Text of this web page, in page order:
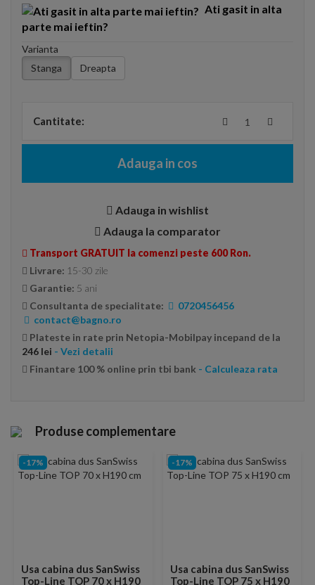
Ati gasit in alta
parte mai ieftin?
Varianta
Stanga
Dreapta
Cantitate:
Adauga in cos
Adauga in wishlist
Adauga la comparator
Transport GRATUIT la comenzi peste 600 Ron.
Livrare: 15-30 zile
Garantie: 5 ani
Consultanta de specialitate:
0720456456
contact@bagno.ro
Plateste in rate prin Netopia-Mobilpay incepand de la
246 lei - Vezi detalii
Finantare 100 % online prin tbi bank - Calculeaza rata
Produse complementare
-17%
Usa cabina dus SanSwiss
Top-Line TOP 70 x H190
-17%
Usa cabina dus SanSwiss
Top-Line TOP 75 x H190